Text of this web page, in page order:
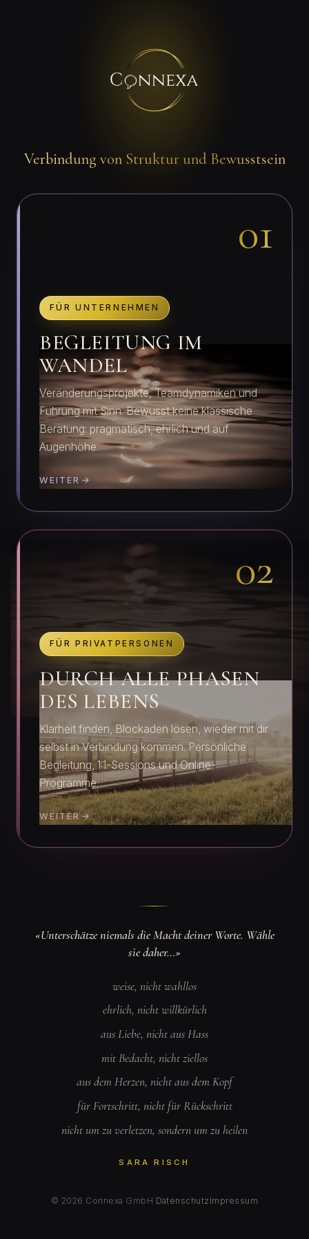
Verbindung von Struktur und Bewusstsein
01
FÜR UNTERNEHMEN
BEGLEITUNG IM
WANDEL
Veränderungsprojekte, Teamdynamiken und
Führung mit Sinn. Bewusst keine klassische
Beratung: pragmatisch, ehrlich und auf
Augenhöhe.
WEITER
02
FÜR PRIVATPERSONEN
DURCH ALLE PHASEN
DES LEBENS
Klarheit finden, Blockaden lösen, wieder mit dir
selbst in Verbindung kommen. Persönliche
Begleitung, 1:1-Sessions und Online-
Programme.
WEITER
«Unterschätze niemals die Macht deiner Worte. Wähle
sie daher…»
weise, nicht wahllos
ehrlich, nicht willkürlich
aus Liebe, nicht aus Hass
mit Bedacht, nicht ziellos
aus dem Herzen, nicht aus dem Kopf
für Fortschritt, nicht für Rückschritt
nicht um zu verletzen, sondern um zu heilen
SARA RISCH
© 2026 Connexa GmbH· Datenschutz Impressum